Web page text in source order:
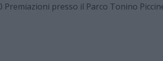
Premiazioni presso il Parco Tonino